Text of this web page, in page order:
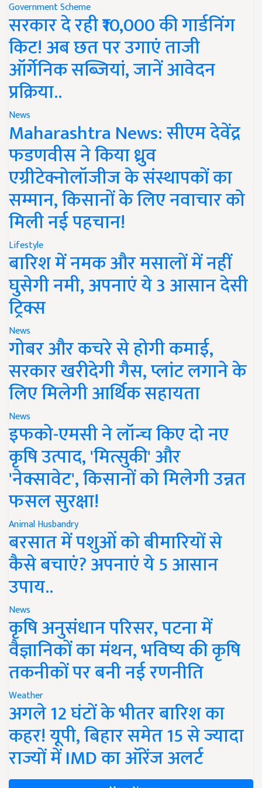
Government Scheme
सरकार दे रही ₹10,000 की गार्डनिंग
किट! अब छत पर उगाएं ताजी
ऑर्गेनिक सब्जियां, जानें आवेदन
प्रक्रिया..
News
Maharashtra News: सीएम देवेंद्र
फडणवीस ने किया ध्रुव
एग्रीटेक्नोलॉजीज के संस्थापकों का
सम्मान, किसानों के लिए नवाचार को
मिली नई पहचान!
Lifestyle
बारिश में नमक और मसालों में नहीं
घुसेगी नमी, अपनाएं ये 3 आसान देसी
ट्रिक्स
News
गोबर और कचरे से होगी कमाई,
सरकार खरीदेगी गैस, प्लांट लगाने के
लिए मिलेगी आर्थिक सहायता
News
इफको-एमसी ने लॉन्च किए दो नए
कृषि उत्पाद, 'मित्सुकी' और
'नेक्सावेट', किसानों को मिलेगी उन्नत
फसल सुरक्षा!
Animal Husbandry
बरसात में पशुओं को बीमारियों से
कैसे बचाएं? अपनाएं ये 5 आसान
उपाय..
News
कृषि अनुसंधान परिसर, पटना में
वैज्ञानिकों का मंथन, भविष्य की कृषि
तकनीकों पर बनी नई रणनीति
Weather
अगले 12 घंटों के भीतर बारिश का
कहर! यूपी, बिहार समेत 15 से ज्यादा
राज्यों में IMD का ऑरेंज अलर्ट